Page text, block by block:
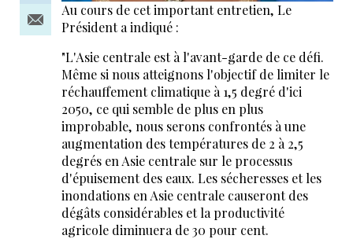
Au cours de cet important entretien, Le
Président a indiqué :
"L'Asie centrale est à l'avant-garde de ce défi.
Même si nous atteignons l'objectif de limiter le
réchauffement climatique à 1,5 degré d'ici
2050, ce qui semble de plus en plus
improbable, nous serons confrontés à une
augmentation des températures de 2 à 2,5
degrés en Asie centrale sur le processus
d'épuisement des eaux. Les sécheresses et les
inondations en Asie centrale causeront des
dégâts considérables et la productivité
agricole diminuera de 30 pour cent.